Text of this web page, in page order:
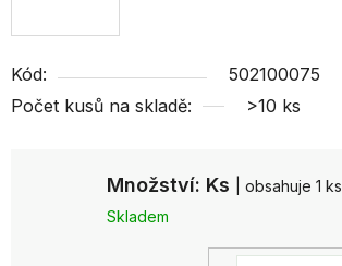
Množství: Ks
| obsahuje 1 ks
Skladem
Kód:
502100075
Počet kusů na skladě:
>10 ks